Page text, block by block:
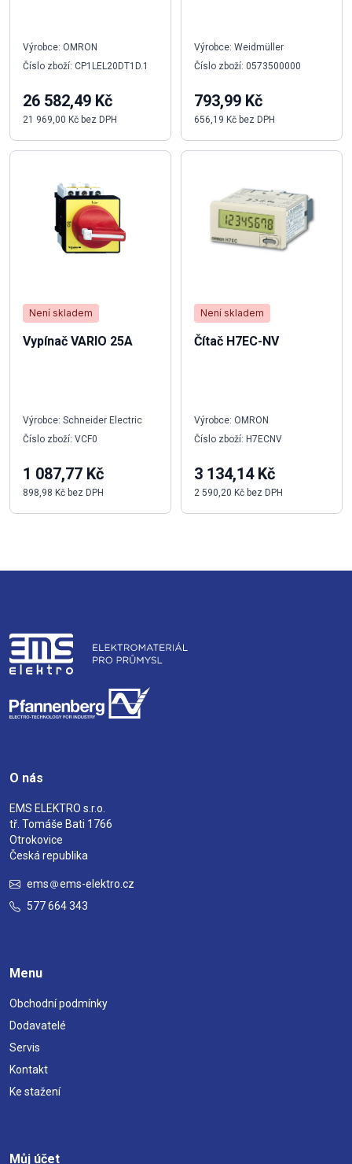
Výrobce: OMRON
Číslo zboží: CP1LEL20DT1D.1
26 582,49 Kč
21 969,00 Kč bez DPH
Není skladem
Vypínač VARIO 25A
Výrobce: Schneider Electric
Číslo zboží: VCF0
1 087,77 Kč
898,98 Kč bez DPH
Výrobce: Weidmüller
Číslo zboží: 0573500000
793,99 Kč
656,19 Kč bez DPH
Není skladem
Čítač H7EC-NV
Výrobce: OMRON
Číslo zboží: H7ECNV
3 134,14 Kč
2 590,20 Kč bez DPH
O nás
EMS ELEKTRO s.r.o.
tř. Tomáše Bati 1766
Otrokovice
Česká republika
ems
ems-elektro.cz
577 664 343
Menu
Obchodní podmínky
Dodavatelé
Servis
Kontakt
Ke stažení
Můj účet